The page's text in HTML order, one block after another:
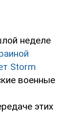
неделе
Storm
военные
этих